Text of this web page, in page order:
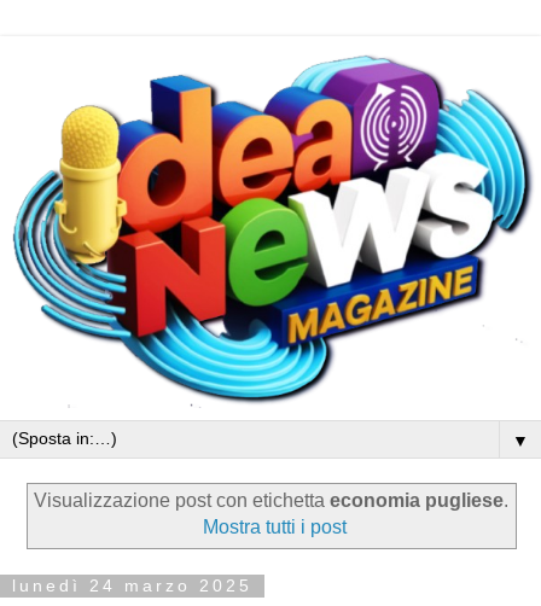
▼
Visualizzazione post con etichetta economia pugliese.
Mostra tutti i post
lunedì 24 marzo 2025